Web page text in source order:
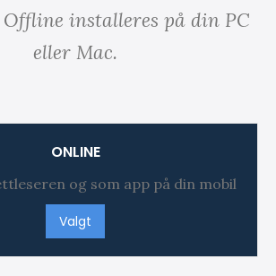
installeres på din PC
eller Mac.
ONLINE
og som app på din mobil
Valgt